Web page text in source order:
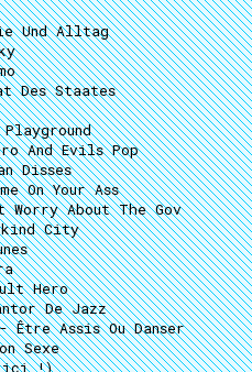
Und Alltag
Staates
And Evils Pop
Disses
On Your Ass
About The Gov
City
Hero
De Jazz
Assis Ou Danser
Sexe
ici !)